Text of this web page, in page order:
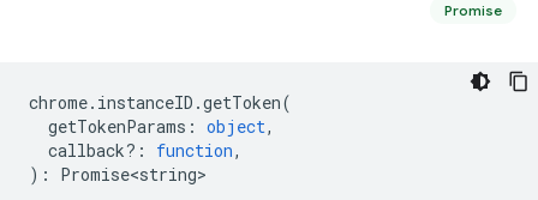
Promise
chrome. instanceID .getToken(
getTokenParams : object,
callback? : function,
) : Promise<string>